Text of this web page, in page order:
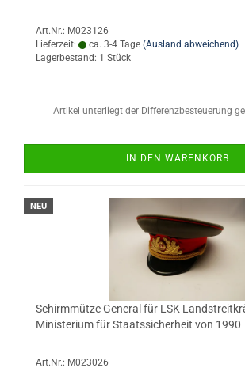
Art.Nr.: M023126
Lieferzeit:
ca. 3-4 Tage (Ausland abweichend)
Lagerbestand: 1 Stück
Artikel unterliegt der Differenzbesteuerung
IN DEN WARENKORB
NEU
Schirmmütze General für LSK
Ministerium für Staatssicherheit von 1990
Art.Nr.: M023026